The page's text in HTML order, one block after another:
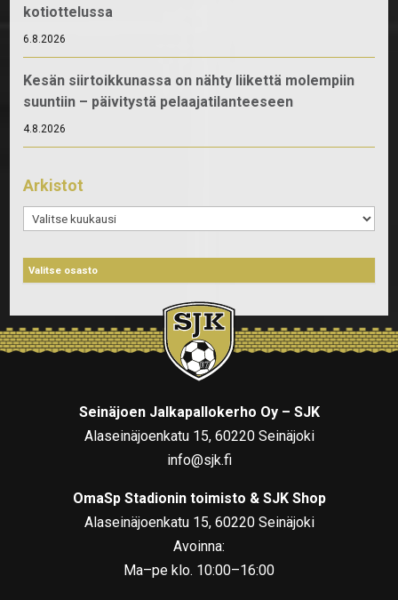
kotiottelussa
6.8.2026
Kesän siirtoikkunassa on nähty liikettä molempiin
suuntiin – päivitystä pelaajatilanteeseen
4.8.2026
Arkistot
Arkistot
Seinäjoen Jalkapallokerho Oy – SJK
Alaseinäjoenkatu 15, 60220 Seinäjoki
info@sjk.fi
OmaSp Stadionin toimisto & SJK Shop
Alaseinäjoenkatu 15, 60220 Seinäjoki
Avoinna:
Ma–pe klo. 10:00–16:00